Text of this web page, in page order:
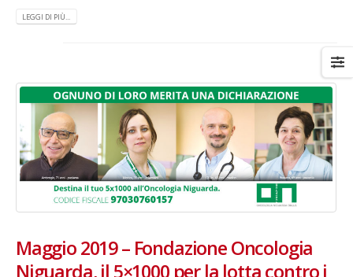
LEGGI DI PIÙ...
Maggio 2019 – Fondazione Oncologia
Niguarda, il 5×1000 per la lotta contro i